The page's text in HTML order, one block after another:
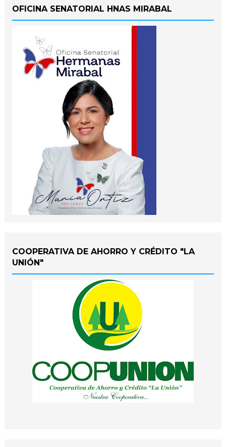
OFICINA SENATORIAL HNAS MIRABAL
COOPERATIVA DE AHORRO Y CRÉDITO "LA
UNIÓN"